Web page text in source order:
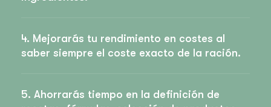
4. Mejorarás tu rendimiento en costes al
saber siempre el coste exacto de la ración.
5. Ahorrarás tiempo en la definición de